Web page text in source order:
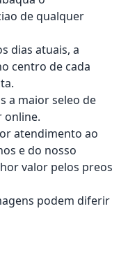
de qualquer
dias atuais, a
centro de cada
a maior seleo de
online.
atendimento ao
e do nosso
valor pelos preos
podem diferir